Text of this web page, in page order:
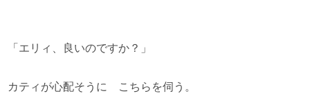
「エリィ、良いのですか？」
カティが心配そうに こちらを伺う。